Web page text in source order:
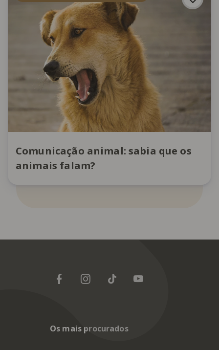
Comunicação animal: sabia que os
animais falam?
Os mais procurados